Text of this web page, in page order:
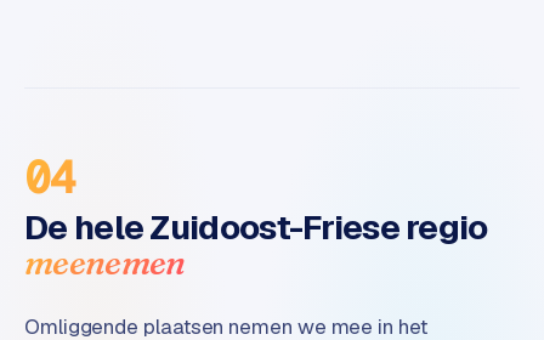
a
i
m
u
t
04
De hele Zuidoost-Friese regio
meenemen
Omliggende plaatsen nemen we mee in het